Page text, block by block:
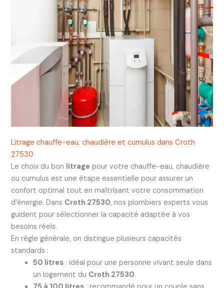
Litrage chauffe-eau, chaudière et cumulus dans Croth
27530
Le choix du bon litrage pour votre chauffe-eau, chaudière
ou cumulus est une étape essentielle pour assurer un
confort optimal tout en maîtrisant votre consommation
d’énergie. Dans Croth 27530, nos plombiers experts vous
guident pour sélectionner la capacité adaptée à vos
besoins réels.
En règle générale, on distingue plusieurs capacités
standards :
50 litres: idéal pour une personne vivant seule dans
un logement du Croth 27530.